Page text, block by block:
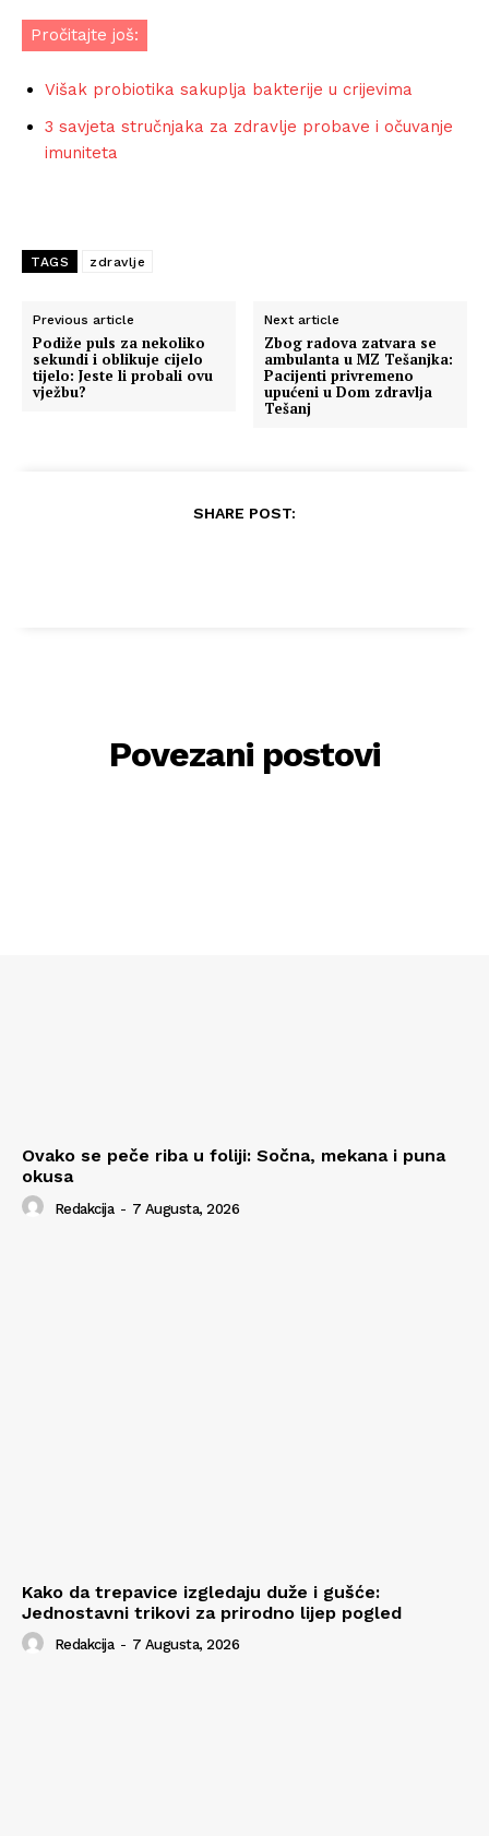
Pročitajte još:
Višak probiotika sakuplja bakterije u crijevima
3 savjeta stručnjaka za zdravlje probave i očuvanje
imuniteta
TAGS zdravlje
Previous article
Podiže puls za nekoliko
sekundi i oblikuje cijelo
tijelo: Jeste li probali ovu
vježbu?
Next article
Zbog radova zatvara se
ambulanta u MZ Tešanjka:
Pacijenti privremeno
upućeni u Dom zdravlja
Tešanj
SHARE POST:
Povezani postovi
Ovako se peče riba u foliji: Sočna, mekana i puna
okusa
Redakcija - 7 Augusta, 2026
Kako da trepavice izgledaju duže i gušće:
Jednostavni trikovi za prirodno lijep pogled
Redakcija - 7 Augusta, 2026